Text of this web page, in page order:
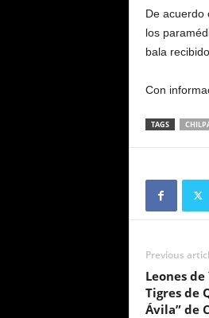
De acuerdo
los
bala
Con
TAGS
Previous
Leones
Tigres de
Ávila” de